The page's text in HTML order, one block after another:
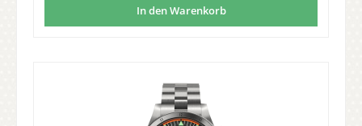
In den Warenkorb